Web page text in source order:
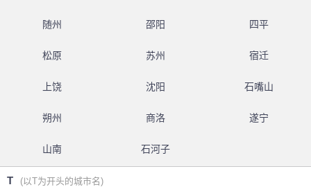
随州 邵阳 四平
松原 苏州 宿迁
上饶 沈阳 石嘴山
朔州 商洛 遂宁
山南 石河子
T (以T为开头的城市名)